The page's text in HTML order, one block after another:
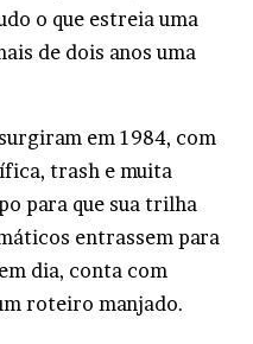
o que estreia uma
de dois anos uma
em 1984, com
trash e muita
para que sua trilha
entrassem para
dia, conta com
roteiro manjado.